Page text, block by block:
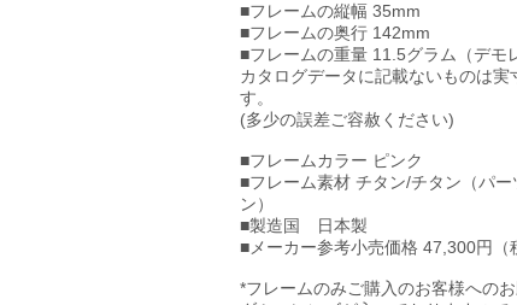
■フレームの縦幅 35mm
■フレームの奥行 142mm
■フレームの重量 11.5グラム（デモ
カタログデータに記載ないものは実
す。
(多少の誤差ご容赦ください)
■フレームカラー ピンク
■フレーム素材 チタン/チタン（パ
ン）
■製造国 日本製
■メーカー参考小売価格 47,300円（
*フレームのみご購入のお客様への